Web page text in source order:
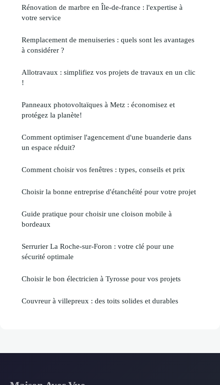
Rénovation de marbre en Île-de-france : l'expertise à
votre service
Remplacement de menuiseries : quels sont les avantages
à considérer ?
Allotravaux : simplifiez vos projets de travaux en un clic
!
Panneaux photovoltaïques à Metz : économisez et
protégez la planète!
Comment optimiser l'agencement d'une buanderie dans
un espace réduit?
Comment choisir vos fenêtres : types, conseils et prix
Choisir la bonne entreprise d'étanchéité pour votre projet
Guide pratique pour choisir une cloison mobile à
bordeaux
Serrurier La Roche-sur-Foron : votre clé pour une
sécurité optimale
Choisir le bon électricien à Tyrosse pour vos projets
Couvreur à villepreux : des toits solides et durables